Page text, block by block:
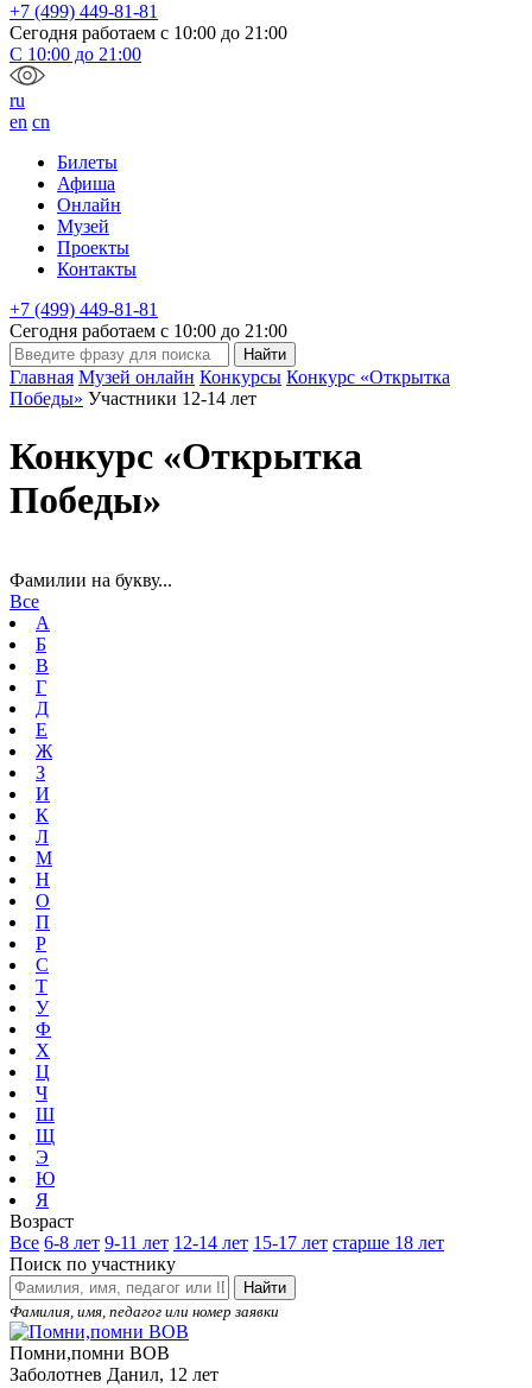
+7 (499) 449-81-81
Сегодня работаем с 10:00 до 21:00
С 10:00 до 21:00
ru
en cn
Билеты
Афиша
Онлайн
Музей
Проекты
Контакты
+7 (499) 449-81-81
Сегодня работаем с 10:00 до 21:00
Главная Музей онлайн Конкурсы Конкурс «Открытка
Победы» Участники 12-14 лет
Конкурс «Открытка
Победы»
Фамилии на букву...
Все
А
Б
В
Г
Д
Е
Ж
З
И
К
Л
М
Н
О
П
Р
С
Т
У
Ф
Х
Ц
Ч
Ш
Щ
Э
Ю
Я
Возраст
Все 6-8 лет 9-11 лет 12-14 лет 15-17 лет старше 18 лет
Поиск по участнику
Найти
Фамилия, имя, педагог или номер заявки
Помни,помни ВОВ
Заболотнев Данил, 12 лет